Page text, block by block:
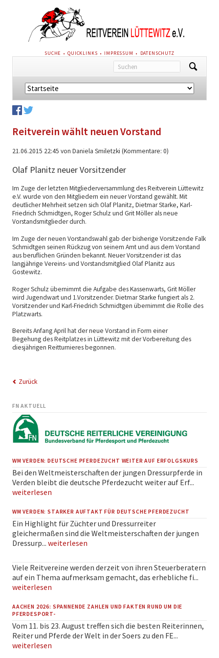
NAVIGATION
ÜBERSPRINGEN
SUCHE QUICKLINKS IMPRESSUM DATENSCHUTZ
Navigation
überspringen
Reitverein wählt neuen Vorstand
21.06.2015 22:45 von Daniela Smiletzki (Kommentare: 0)
Olaf Planitz neuer Vorsitzender
Im Zuge der letzten Mitgliederversammlung des Reitverein Lüttewitz
e.V. wurde von den Mitgliedern ein neuer Vorstand gewählt. Mit
deutlicher Mehrheit setzen sich Olaf Planitz, Dietmar Starke, Karl-
Friedrich Schmidtgen, Roger Schulz und Grit Möller als neue
Vorstandsmitglieder durch.
Im Zuge der neuen Vorstandswahl gab der bisherige Vorsitzende Falk
Schmidtgen seinen Rückzug von seinem Amt und aus dem Vorstand
aus beruflichen Gründen bekannt. Neuer Vorsitzender ist das
langjährige Vereins- und Vorstandsmitglied Olaf Planitz aus
Gostewitz.
Roger Schulz übernimmt die Aufgabe des Kassenwarts, Grit Möller
wird Jugendwart und 1.Vorsitzender. Dietmar Starke fungiert als 2.
Vorsitzender und Karl-Friedrich Schmidtgen übernimmt die Rolle des
Platzwarts.
Bereits Anfang April hat der neue Vorstand in Form einer
Begehung des Reitplatzes in Lüttewitz mit der Vorbereitung des
diesjährigen Reitturnieres begonnen.
Zurück
FN AKTUELL
WM VERDEN: DEUTSCHE PFERDEZUCHT WEITER AUF ERFOLGSKURS
Bei den Weltmeisterschaften der jungen Dressurpferde in
Verden bleibt die deutsche Pferdezucht weiter auf Erf...
weiterlesen
WM VERDEN: STARKER AUFTAKT FÜR DEUTSCHE PFERDEZUCHT
Ein Highlight für Züchter und Dressurreiter
gleichermaßen sind die Weltmeisterschaften der jungen
Dressurp... weiterlesen
Viele Reitvereine werden derzeit von ihren Steuerberatern
auf ein Thema aufmerksam gemacht, das erhebliche fi...
weiterlesen
AACHEN 2026: SPANNENDE ZAHLEN UND FAKTEN RUND UM DIE
PFERDESPORT-
Vom 11. bis 23. August treffen sich die besten Reiterinnen,
Reiter und Pferde der Welt in der Soers zu den FE...
weiterlesen